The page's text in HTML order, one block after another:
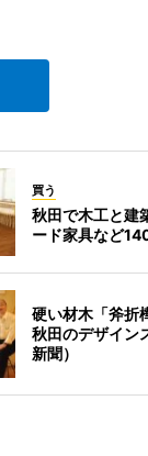
買う
秋田で木工と建
ード家具など
硬い材木「斧折
秋田のデザイン
新聞）